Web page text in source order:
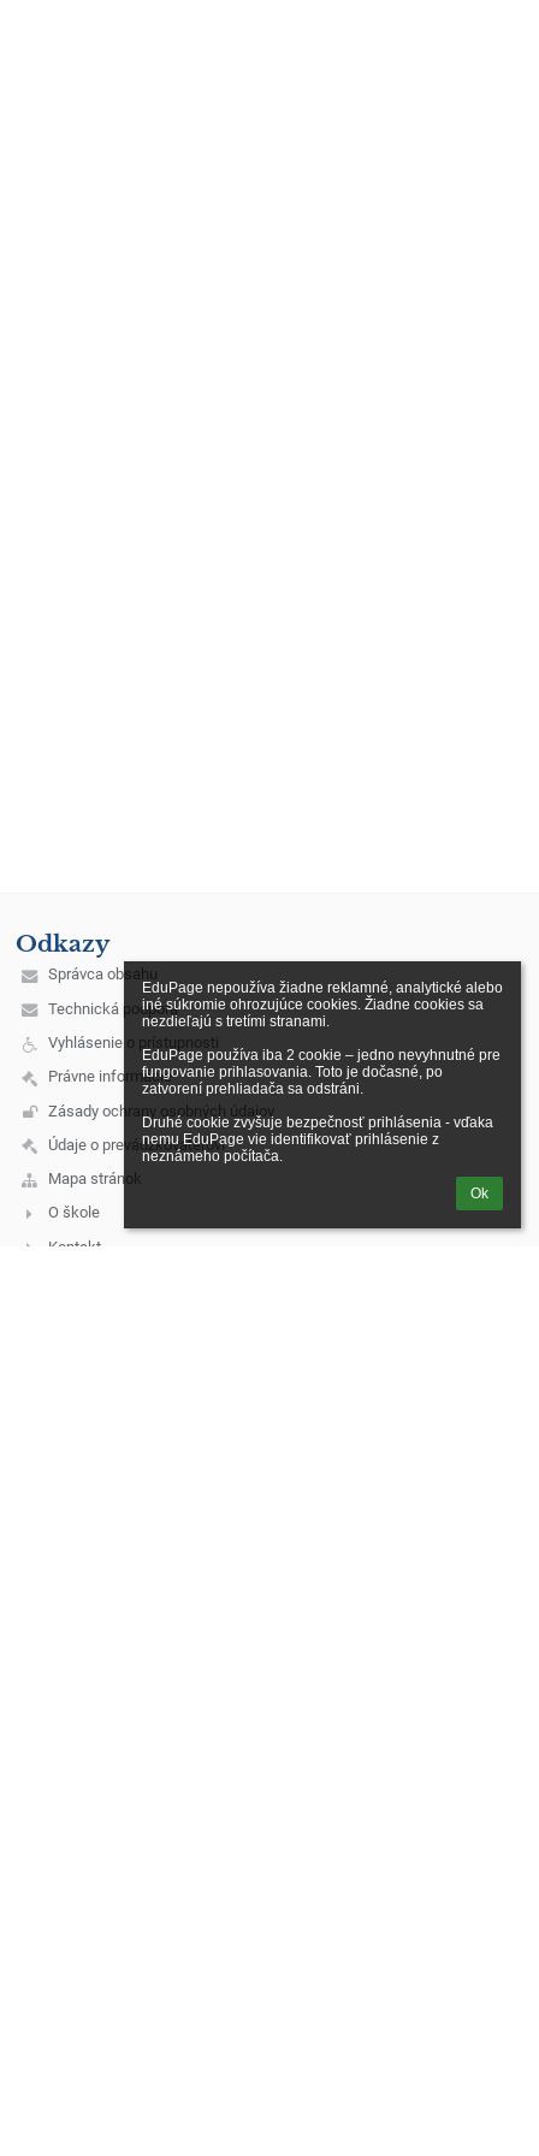
EduPage nepoužíva žiadne reklamné, analytické alebo
iné súkromie ohrozujúce cookies. Žiadne cookies sa
nezdieľajú s tretími stranami.
EduPage používa iba 2 cookie – jedno nevyhnutné pre
fungovanie prihlasovania. Toto je dočasné, po
zatvorení prehliadača sa odstráni.
Druhé cookie zvyšuje bezpečnosť prihlásenia - vďaka
nemu EduPage vie identifikovať prihlásenie z
neznámeho počítača.
Ok
Odkazy
Správca obsahu
Technická podpora
Vyhlásenie o prístupnosti
Právne informácie
Zásady ochrany osobných údajov
Údaje o prevádzkovateľovi
Mapa stránok
O škole
Kontakt